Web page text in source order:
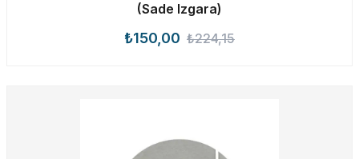
(Sade Izgara)
₺150,00 ₺224,15